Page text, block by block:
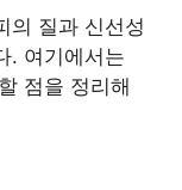
의 질과 신선성
. 여기에서는
점을 정리해